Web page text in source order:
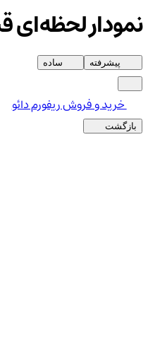
نمودار لحظه‌ای
پیشرفته ساده
خرید و فروش ریفورم دائو
بازگشت